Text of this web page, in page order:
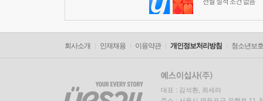
회사소개 인재채용 이용약관 개인정보처리방침 청소년보
대표 : 김석환, 최세라